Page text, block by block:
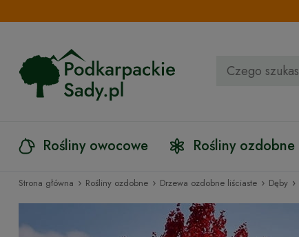
Rośliny owocowe Rośliny ozdobne
Strona główna › Rośliny ozdobne › Drzewa ozdobne liściaste › Dęby ›